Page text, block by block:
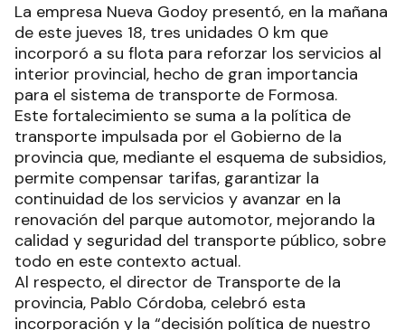
La empresa Nueva Godoy presentó, en la mañana
de este jueves 18, tres unidades 0 km que
incorporó a su flota para reforzar los servicios al
interior provincial, hecho de gran importancia
para el sistema de transporte de Formosa.
Este fortalecimiento se suma a la política de
transporte impulsada por el Gobierno de la
provincia que, mediante el esquema de subsidios,
permite compensar tarifas, garantizar la
continuidad de los servicios y avanzar en la
renovación del parque automotor, mejorando la
calidad y seguridad del transporte público, sobre
todo en este contexto actual.
Al respecto, el director de Transporte de la
provincia, Pablo Córdoba, celebró esta
incorporación y la “decisión política de nuestro